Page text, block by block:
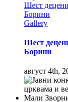
Шест
Борини
Gallery
Шест
Борини
август 4th,